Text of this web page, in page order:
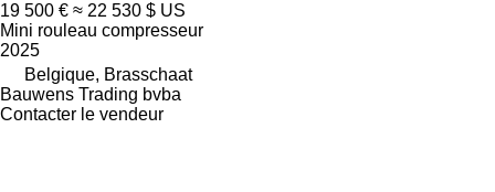
19 500 € ≈ 22 530 $ US
Mini rouleau compresseur
2025
Belgique, Brasschaat
Bauwens Trading bvba
Contacter le vendeur